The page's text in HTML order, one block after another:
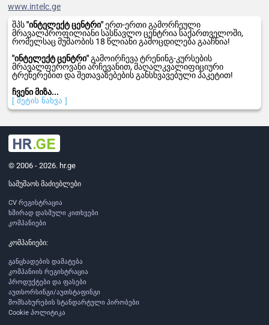
www.intelc.ge
შპს"ინტელექტცენტრი"ერთ-ერთი გამორჩეული
მრავალპროფილიანი სასწავლო ცენტრია საქართველოში,
რომელსაც მუშაობის 18 წლიანი გამოცდილება გააჩნია!
"ინტელექტცენტრი"გამოირჩევა ტრენინგ-კურსების
მრავალფეროვანი არჩევანით, მაღალკვალიფიციური
ტრენერებით და შეთავაზებების განსხვავებული პაკეტით!
ჩვენიმიზა...
[ მეტის ნახვა ]
© 2006 - 2026. hr.ge
სამუშაოს მაძიებლები
CV რეგისტრაცია
ხშირად დასმული კითხვები
კომპანიები
კომპანიები:
განცხადების დამატება
კომპანიის რეგისტრაცია
პროდუქტები და ფასები
აუთსორსინგი/აუთსტაფინგი
მომსახურების სტანდარტული პირობები
Cookie პოლიტიკა